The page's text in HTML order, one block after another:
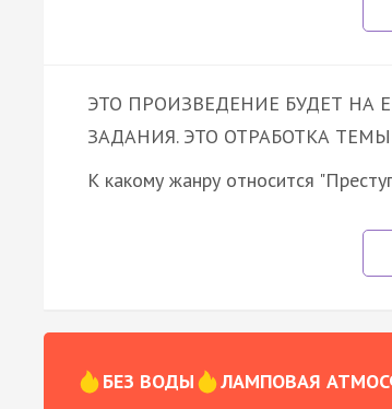
ЭТО ПРОИЗВЕДЕНИЕ БУДЕТ НА
ЗАДАНИЯ. ЭТО ОТРАБОТКА ТЕМЫ
К какому жанру относится
БЕЗ ВОДЫ ЛАМПОВАЯ